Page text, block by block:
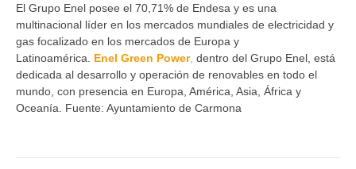
El Grupo Enel posee el 70,71% de Endesa y es una
multinacional líder en los mercados mundiales de electricidad y
gas focalizado en los mercados de Europa y
Latinoamérica. Enel Green Power, dentro del Grupo Enel, está
dedicada al desarrollo y operación de renovables en todo el
mundo, con presencia en Europa, América, Asia, África y
Oceanía. Fuente: Ayuntamiento de Carmona